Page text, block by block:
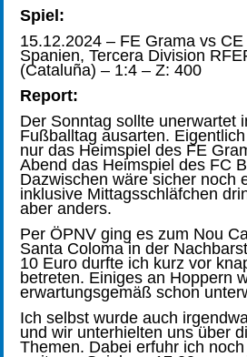
Spiel:
15.12.2024 – FE Grama vs CE
Spanien, Tercera Division
(Cataluña) – 1:4 – Z: 400
Report:
Der Sonntag sollte unerwartet
Fußballtag ausarten.
nur das Heimspiel des FE
Abend das Heimspiel des FC
Dazwischen wäre sicher noch
inklusive Mittagsschläfchen
aber anders.
Per ÖPNV ging es zum Nou
Santa Coloma in der
10 Euro durfte ich kurz vor
betreten. Einiges an Hoppern
erwartungsgemäß schon
Ich selbst wurde auch
und wir unterhielten uns über
Themen. Dabei erfuhr ich